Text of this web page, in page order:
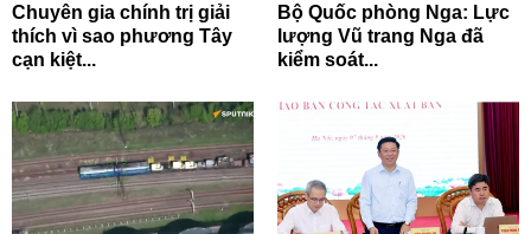
Chuyên gia chính trị giải
thích vì sao phương Tây
cạn kiệt...
Bộ Quốc phòng Nga: Lực
lượng Vũ trang Nga đã
kiểm soát...